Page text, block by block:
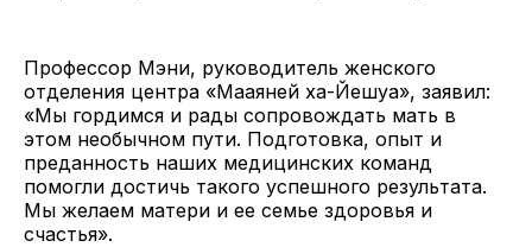
Профессор Мэни, руководитель женского
отделения центра «Мааяней ха-Йешуа», заявил:
«Мы гордимся и рады сопровождать мать в
этом необычном пути. Подготовка, опыт и
преданность наших медицинских команд
помогли достичь такого успешного результата.
Мы желаем матери и ее семье здоровья и
счастья».